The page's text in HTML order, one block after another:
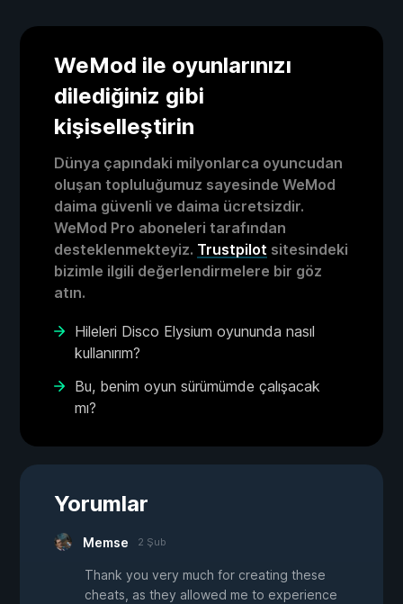
WeMod ile oyunlarınızı
dilediğiniz gibi
kişiselleştirin
Dünya çapındaki milyonlarca oyuncudan
oluşan topluluğumuz sayesinde WeMod
daima güvenli ve daima ücretsizdir.
WeMod Pro aboneleri tarafından
desteklenmekteyiz. Trustpilot sitesindeki
bizimle ilgili değerlendirmelere bir göz
atın.
Hileleri Disco Elysium oyununda nasıl
kullanırım?
Bu, benim oyun sürümümde çalışacak
mı?
Yorumlar
Memse 2 Şub
Thank you very much for creating these
cheats, as they allowed me to experience